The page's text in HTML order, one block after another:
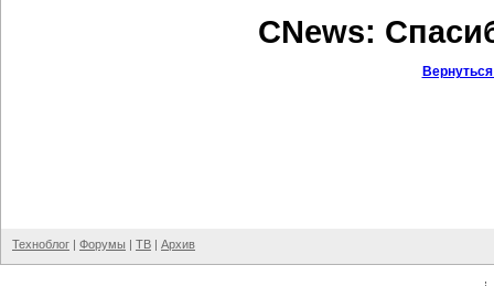
CNews:
Техноблог | Форумы | ТВ | Архив